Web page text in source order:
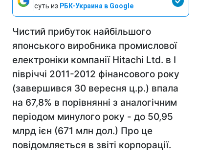
суть из РБК-Украина в Google
Чистий прибуток найбільшого
японського виробника промислової
електроніки компанії Hitachi Ltd. в I
півріччі 2011-2012 фінансового року
(завершився 30 вересня ц.р.) впала
на 67,8% в порівнянні з аналогічним
періодом минулого року - до 50,95
млрд ієн (671 млн дол.) Про це
повідомляється в звіті корпорації.